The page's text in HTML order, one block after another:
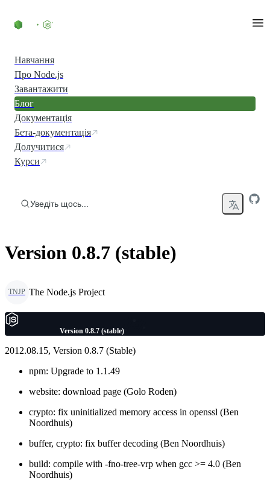
Навчання
Про Node.js
Завантажити
Блог
Документація
Бета-документація
Долучитися
Курси
Уведіть щось...
Version 0.8.7 (stable)
TNJP The Node.js Project
Version 0.8.7 (stable)
2012.08.15, Version 0.8.7 (Stable)
npm: Upgrade to 1.1.49
website: download page (Golo Roden)
crypto: fix uninitialized memory access in openssl (Ben
Noordhuis)
buffer, crypto: fix buffer decoding (Ben Noordhuis)
build: compile with -fno-tree-vrp when gcc >= 4.0 (Ben
Noordhuis)